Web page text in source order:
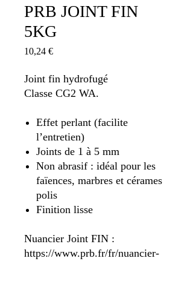
PRB JOINT FIN
5KG
10,24 €Prix
Joint fin hydrofugé
Classe CG2 WA.
Effet perlant (facilite
l’entretien)
Joints de 1 à 5 mm
Non abrasif : idéal pour les
faïences, marbres et cérames
polis
Finition lisse
Nuancier Joint FIN :
https://www.prb.fr/fr/nuancier-